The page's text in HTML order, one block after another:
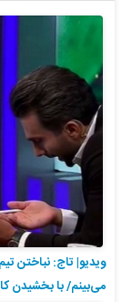
ویدیو| تاج: نباختن
می‌بینم/ با بخشیدن